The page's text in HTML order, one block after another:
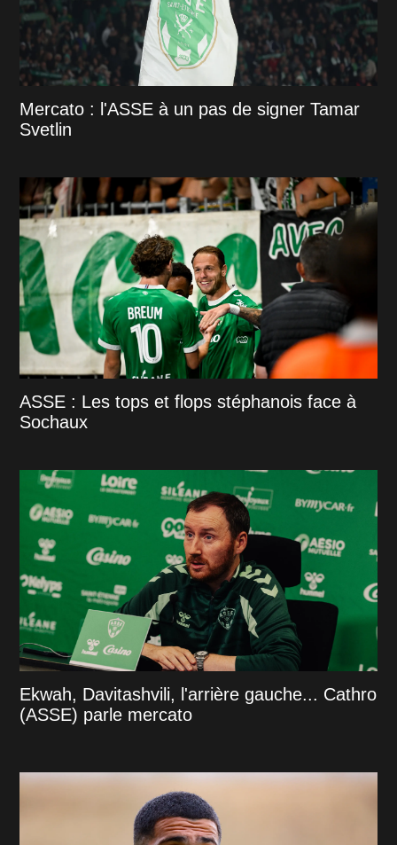
Mercato : l'ASSE à un pas de signer Tamar
Svetlin
ASSE : Les tops et flops stéphanois face à
Sochaux
Ekwah, Davitashvili, l'arrière gauche... Cathro
(ASSE) parle mercato